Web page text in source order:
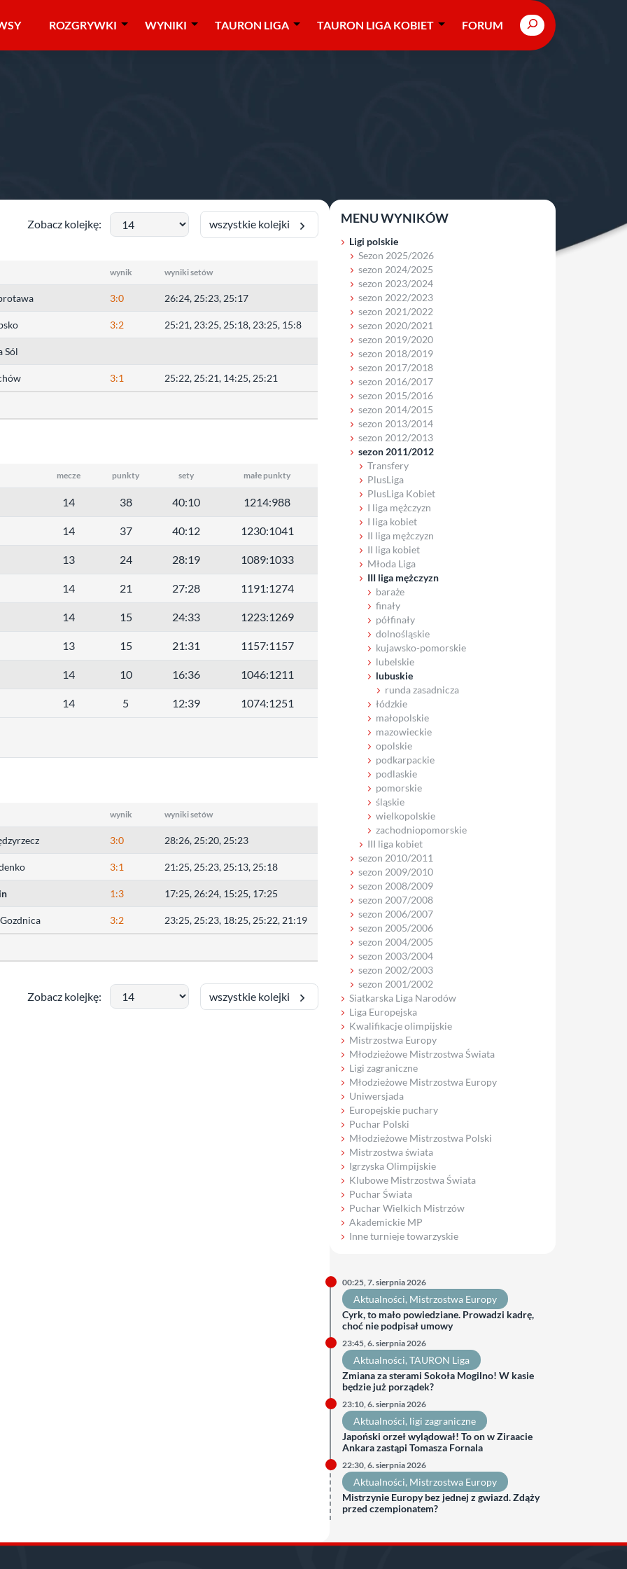
ROZGRYWKI WYNIKI TAURON LIGA TAURON LIGA KOBIET FORUM Search
Zobacz kolejkę: wszystkie kolejki
wynik wyniki setów
3:0 26:24, 25:23, 25:17
3:2 25:21, 23:25, 25:18, 23:25, 15:8
Sól
3:1 25:22, 25:21, 14:25, 25:21
mecze punkty sety małe punkty
14 38 40:10 1214:988
14 37 40:12 1230:1041
13 24 28:19 1089:1033
14 21 27:28 1191:1274
14 15 24:33 1223:1269
13 15 21:31 1157:1157
14 10 16:36 1046:1211
14 5 12:39 1074:1251
wynik wyniki setów
3:0 28:26, 25:20, 25:23
3:1 21:25, 25:23, 25:13, 25:18
1:3 17:25, 26:24, 15:25, 17:25
3:2 23:25, 25:23, 18:25, 25:22, 21:19
Zobacz kolejkę: wszystkie kolejki
MENU WYNIKÓW
Ligi polskie
Sezon 2025/2026
sezon 2024/2025
sezon 2023/2024
sezon 2022/2023
sezon 2021/2022
sezon 2020/2021
sezon 2019/2020
sezon 2018/2019
sezon 2017/2018
sezon 2016/2017
sezon 2015/2016
sezon 2014/2015
sezon 2013/2014
sezon 2012/2013
sezon 2011/2012
Transfery
PlusLiga
PlusLiga Kobiet
I liga mężczyzn
I liga kobiet
II liga mężczyzn
II liga kobiet
Młoda Liga
III liga mężczyzn
baraże
finały
półfinały
dolnośląskie
kujawsko-pomorskie
lubelskie
lubuskie
runda zasadnicza
łódzkie
małopolskie
mazowieckie
opolskie
podkarpackie
podlaskie
pomorskie
śląskie
wielkopolskie
zachodniopomorskie
III liga kobiet
sezon 2010/2011
sezon 2009/2010
sezon 2008/2009
sezon 2007/2008
sezon 2006/2007
sezon 2005/2006
sezon 2004/2005
sezon 2003/2004
sezon 2002/2003
sezon 2001/2002
Siatkarska Liga Narodów
Liga Europejska
Kwalifikacje olimpijskie
Mistrzostwa Europy
Młodzieżowe Mistrzostwa Świata
Ligi zagraniczne
Młodzieżowe Mistrzostwa Europy
Uniwersjada
Europejskie puchary
Puchar Polski
Młodzieżowe Mistrzostwa Polski
Mistrzostwa świata
Igrzyska Olimpijskie
Klubowe Mistrzostwa Świata
Puchar Świata
Puchar Wielkich Mistrzów
Akademickie MP
Inne turnieje towarzyskie
00:25, 7. sierpnia 2026
Aktualności, Mistrzostwa Europy
Cyrk, to mało powiedziane. Prowadzi kadrę,
choć nie podpisał umowy
23:45, 6. sierpnia 2026
Aktualności, TAURON Liga
Zmiana za sterami Sokoła Mogilno! W kasie
będzie już porządek?
23:10, 6. sierpnia 2026
Aktualności, ligi zagraniczne
Japoński orzeł wylądował! To on w Ziraacie
Ankara zastąpi Tomasza Fornala
22:30, 6. sierpnia 2026
Aktualności, Mistrzostwa Europy
Mistrzynie Europy bez jednej z gwiazd. Zdąży
przed czempionatem?